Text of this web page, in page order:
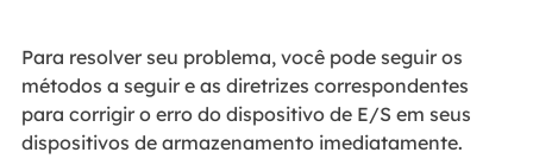
Para resolver seu problema, você pode seguir os
métodos a seguir e as diretrizes correspondentes
para corrigir o erro do dispositivo de E/S em seus
dispositivos de armazenamento imediatamente.